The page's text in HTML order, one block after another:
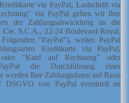
via PayPal, Lastschrift via
via PayPal geben wir Ihre
der Zahlungsabwicklung an die
Cie, S.C.A., 22-24 Boulevard Royal,
"PayPal"), weiter. PayPal
Kreditkarte via PayPal,
"Kauf auf Rechnung" oder
die Durchführung einer
werden Ihre Zahlungsdaten auf Basis
von PayPal eventuell
an